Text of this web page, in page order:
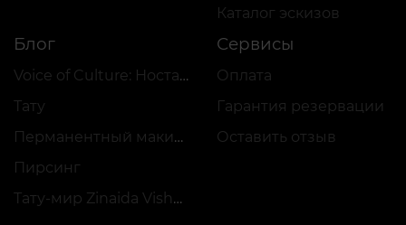
Каталог эскизов
Блог
Voice of Culture: Ностальгия по 2000-м
Тату
Перманентный макияж
Пирсинг
Тату-мир Zinaida Vishenka
Сервисы
Оплата
Гарантия резервации
Оставить отзыв